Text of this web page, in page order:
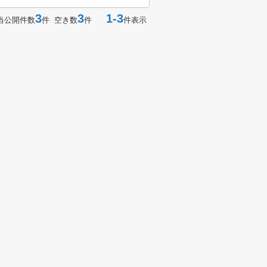
公開件数3件 空き数3件 1-3件表示